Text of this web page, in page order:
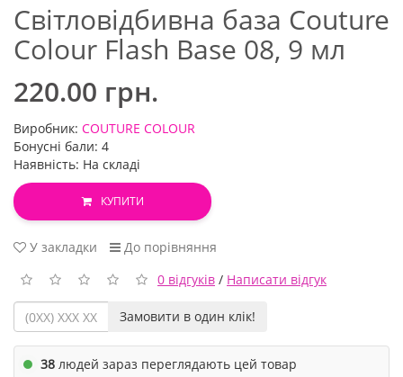
Світловідбивна база Couture
Colour Flash Base 08, 9 мл
220.00 грн.
Виробник: COUTURE COLOUR
Бонусні бали: 4
Наявність: На складі
КУПИТИ
У закладки
До порівняння
0 відгуків / Написати відгук
Замовити в один клік!
38 людей зараз переглядають цей товар